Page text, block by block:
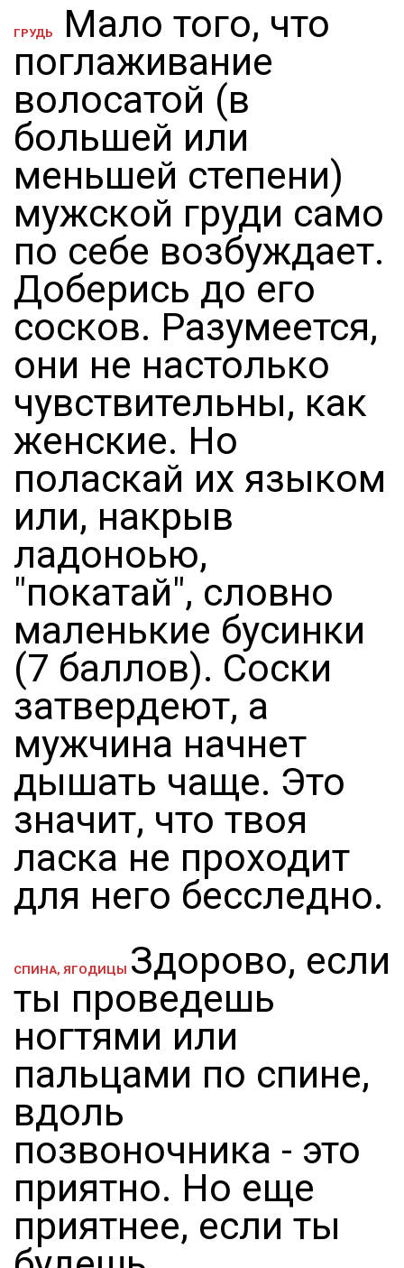
ГРУДЬ
Мало того, что
поглаживание
волосатой (в
большей или
меньшей степени)
мужской груди само
по себе возбуждает.
Доберись до его
сосков. Разумеется,
они не настолько
чувствительны, как
женские. Но
поласкай их языком
или, накрыв
ладоноью,
"покатай", словно
маленькие бусинки
(7 баллов). Соски
затвердеют, а
мужчина начнет
дышать чаще. Это
значит, что твоя
ласка не проходит
для него бесследно.
СПИНА, ЯГОДИЦЫ Здорово, если
ты проведешь
ногтями или
пальцами по спине,
вдоль
позвоночника - это
приятно. Но еще
приятнее, если ты